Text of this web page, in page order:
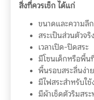
สิ่งที่ควรเช็ก ได้แก่
ขนาดและความลึ
สระเป็นส่วนตัวจ
เวลาเปิด-ปิดสระ
มีโซนเด็กหรือพื้น
พื้นรอบสระลื่นง่า
มีไฟสระสำหรับใ
มีผ้าเช็ดตัวริมสระ